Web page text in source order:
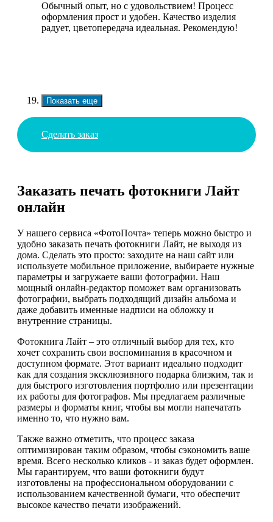
Обычный опыт, но с удовольствием! Процесс
оформления прост и удобен. Качество изделия
радует, цветопередача идеальная. Рекомендую!
Показать еще
Сделать заказ
Заказать печать фотокниги Лайт
онлайн
У нашего сервиса «ФотоПочта» теперь можно быстро и
удобно заказать печать фотокниги Лайт, не выходя из
дома. Сделать это просто: заходите на наш сайт или
используете мобильное приложение, выбираете нужные
параметры и загружаете ваши фотографии. Наш
мощный онлайн-редактор поможет вам организовать
фотографии, выбрать подходящий дизайн альбома и
даже добавить именные надписи на обложку и
внутренние страницы.
Фотокнига Лайт – это отличный выбор для тех, кто
хочет сохранить свои воспоминания в красочном и
доступном формате. Этот вариант идеально подходит
как для создания эксклюзивного подарка близким, так и
для быстрого изготовления портфолио или презентации
их работы для фотографов. Мы предлагаем различные
размеры и форматы книг, чтобы вы могли напечатать
именно то, что нужно вам.
Также важно отметить, что процесс заказа
оптимизирован таким образом, чтобы сэкономить ваше
время. Всего несколько кликов - и заказ будет оформлен.
Мы гарантируем, что ваши фотокниги будут
изготовлены на профессиональном оборудовании с
использованием качественной бумаги, что обеспечит
высокое качество печати изображений.